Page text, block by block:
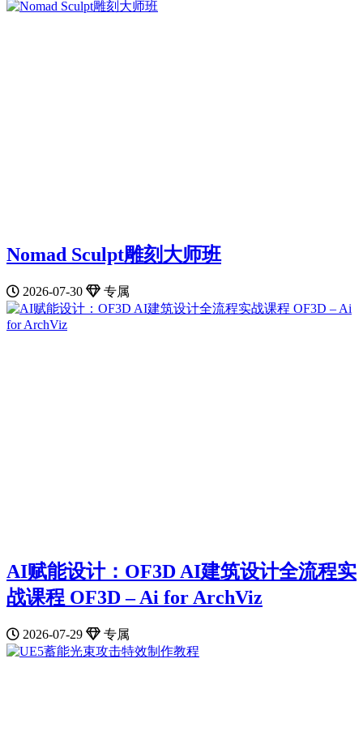
Nomad Sculpt雕刻大师班
2026-07-30 专属
AI赋能设计：OF3D AI建筑设计全流程实
战课程 OF3D – Ai for ArchViz
2026-07-29 专属